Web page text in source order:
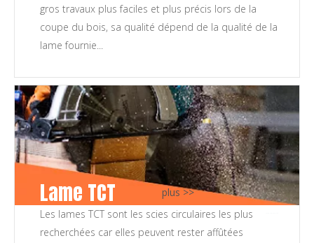
gros travaux plus faciles et plus précis lors de la
coupe du bois, sa qualité dépend de la qualité de la
lame fournie...
Lame TCT plus >>
Les lames TCT sont les scies circulaires les plus
recherchées car elles peuvent rester affûtées